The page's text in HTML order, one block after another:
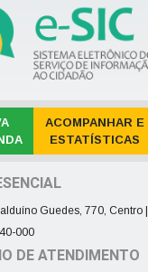
ACOMPANHAR E
ESTATÍSTICAS
Guedes, 770, Centro |
000
DE ATENDIMENTO